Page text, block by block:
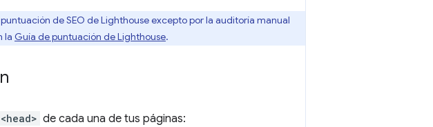
de SEO de Lighthouse excepto por la auditoría manual
la Guía de puntuación de Lighthouse.
<head> de cada una de tus páginas: